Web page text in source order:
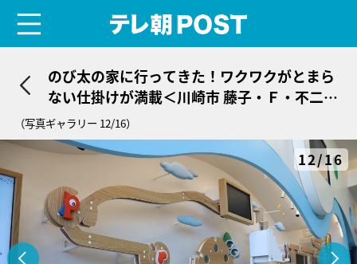
のび太の家に行ってきた！ワクワクがとまら
ない仕掛けが満載＜川崎市 藤子・Ｆ・不二雄
ミュージアム＞
（写真ギャラリー 12/16）
12/16